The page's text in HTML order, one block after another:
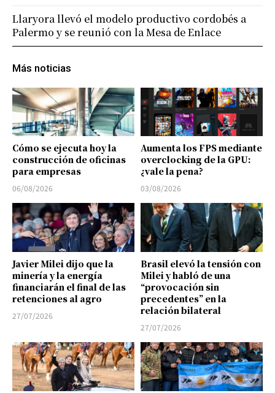
Más noticias
Cómo se ejecuta hoy la
construcción de oficinas
para empresas
06/08/2026
Aumenta los FPS mediante
overclocking de la GPU:
¿vale la pena?
03/08/2026
Javier Milei dijo que la
minería y la energía
financiarán el final de las
retenciones al agro
27/07/2026
Brasil elevó la tensión con
Milei y habló de una
“provocación sin
precedentes” en la
relación bilateral
27/07/2026
Llaryora llevó el modelo productivo cordobés a
Palermo y se reunió con la Mesa de Enlace